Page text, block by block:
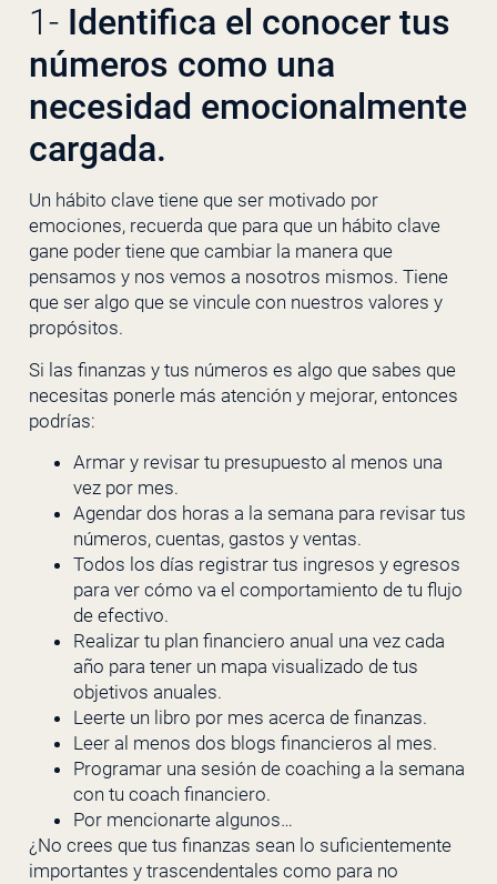
1- Identifica el conocer tus
números como una
necesidad emocionalmente
cargada.
Un hábito clave tiene que ser motivado por
emociones, recuerda que para que un hábito clave
gane poder tiene que cambiar la manera que
pensamos y nos vemos a nosotros mismos. Tiene
que ser algo que se vincule con nuestros valores y
propósitos.
Si las finanzas y tus números es algo que sabes que
necesitas ponerle más atención y mejorar, entonces
podrías:
Armar y revisar tu presupuesto al menos una
vez por mes.
Agendar dos horas a la semana para revisar tus
números, cuentas, gastos y ventas.
Todos los días registrar tus ingresos y egresos
para ver cómo va el comportamiento de tu flujo
de efectivo.
Realizar tu plan financiero anual una vez cada
año para tener un mapa visualizado de tus
objetivos anuales.
Leerte un libro por mes acerca de finanzas.
Leer al menos dos blogs financieros al mes.
Programar una sesión de coaching a la semana
con tu coach financiero.
Por mencionarte algunos…
¿No crees que tus finanzas sean lo suficientemente
importantes y trascendentales como para no